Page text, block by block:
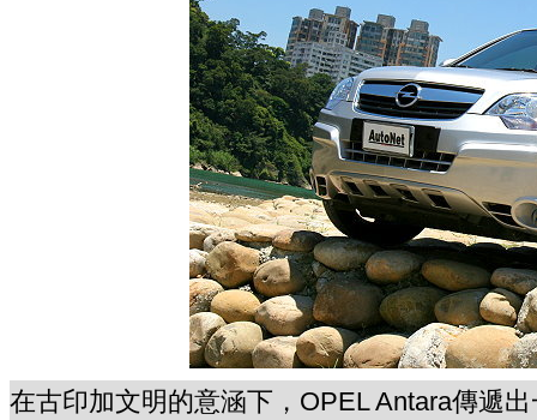
在古印加文明的意涵下，OPEL Antara傳遞